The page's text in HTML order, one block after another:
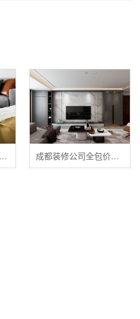
好 全包装修注意事项有哪些 成都装修公司全包价格 成都全包装修多少钱一平